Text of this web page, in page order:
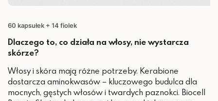
60 kapsułek + 14 fiolek
Dlaczego to, co działa na włosy, nie wystarcza
skórze?
Włosy i skóra mają różne potrzeby. Kerabione
dostarcza aminokwasów – kluczowego budulca dla
mocnych, gęstych włosów i twardych paznokci. Biocell